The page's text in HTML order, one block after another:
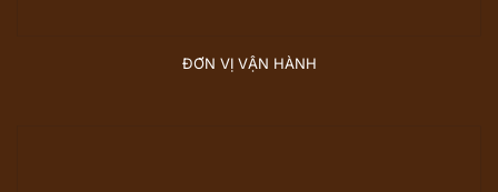
ĐƠN VỊ VẬN HÀNH